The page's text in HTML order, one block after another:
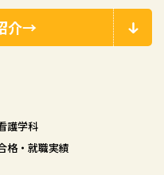
介→
護学科
格・就職実績